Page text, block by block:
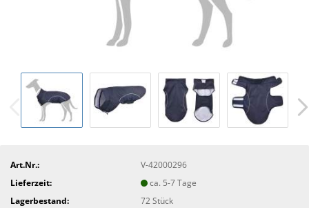
Art.Nr.:
V-42000296
Lieferzeit:
ca. 5-7 Tage
Lagerbestand:
72Stück